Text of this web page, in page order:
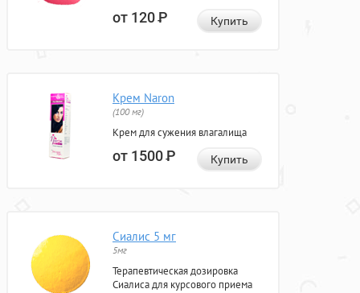
от 120Р Купить
Крем Naron
(100 мг)
Крем для сужения влагалища
от 1500Р Купить
Сиалис 5 мг
5мг
Терапевтическая дозировка
Сиалиса для курсового приема